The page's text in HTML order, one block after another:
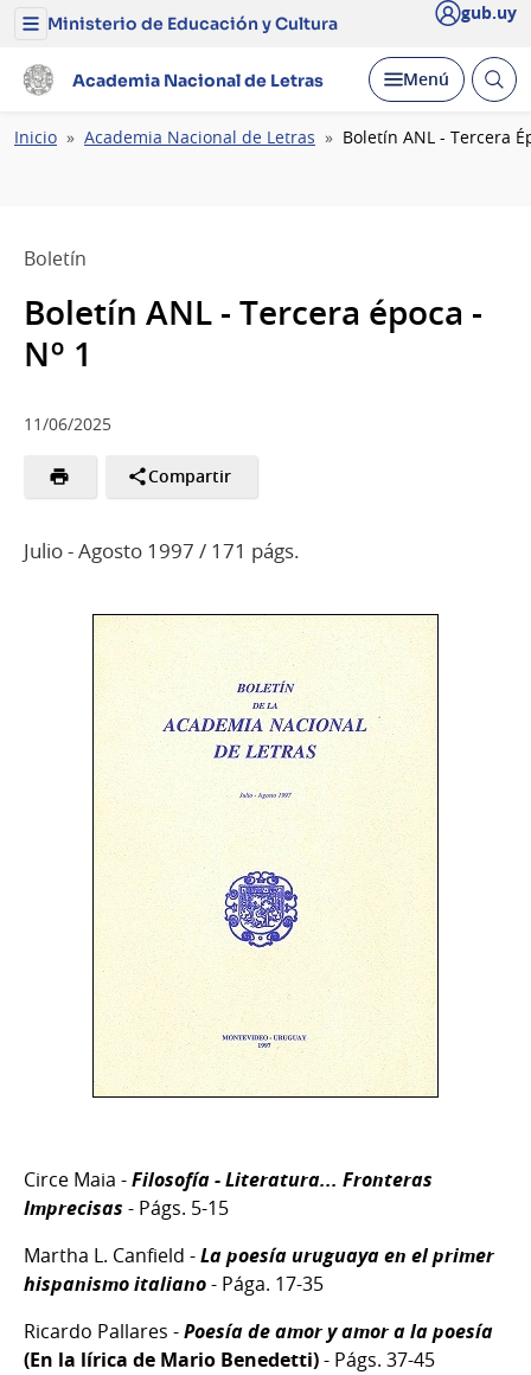
Menú
Ministerio
de
y
Cultura
Ministerio de Educación y Cultura gub.uy
Academia Nacional de Letras Desplegar
Menú Abrir
Ruta
Inicio Academia Nacional de Letras Boletín ANL - Tercera
Boletín
Boletín ANL - Tercera época -
Nº 1
11/06/2025
Compartir
Julio - Agosto 1997 / 171 págs.
Circe Maia -Filosofía - Literatura... Fronteras
Imprecisas - Págs. 5-15
Martha L. Canfield -La poesía uruguaya en el primer
hispanismo italiano- Pága. 17-35
Ricardo Pallares -Poesía de amor y amor a la poesía
(En la lírica de Mario Benedetti)- Págs. 37-45